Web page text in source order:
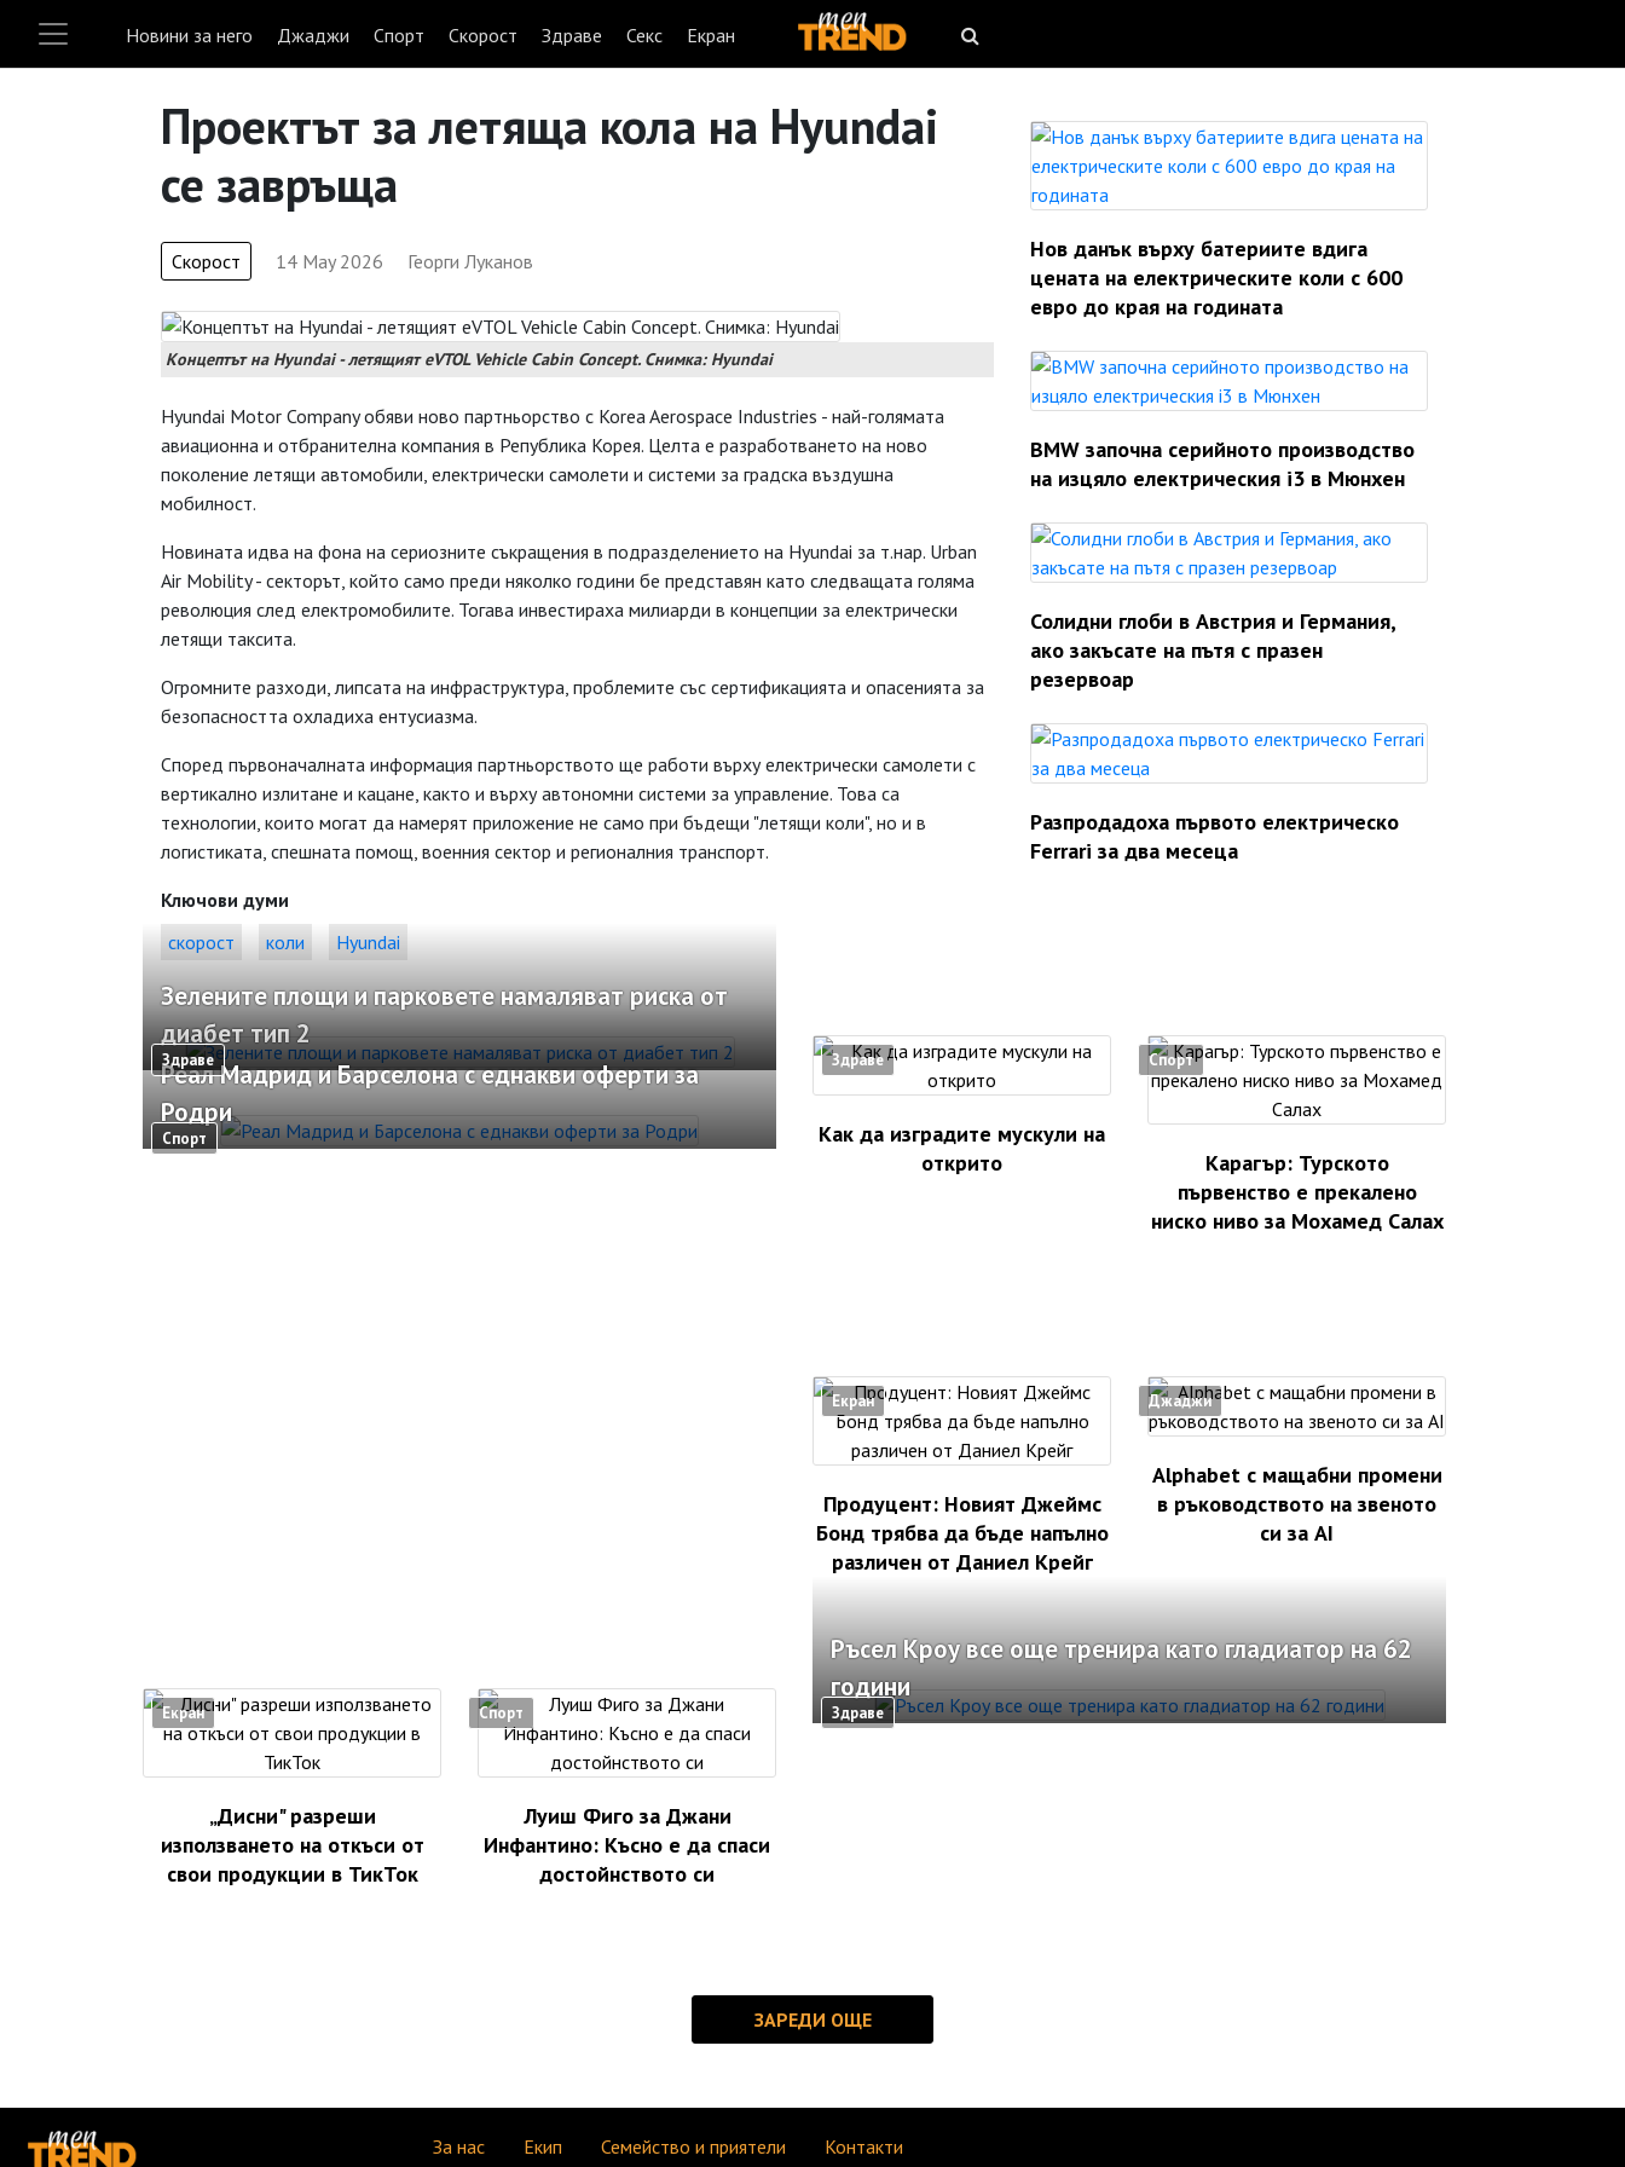
Новини за него Джаджи Спорт Скорост Здраве Секс Екран
Проектът за летяща кола на Hyundai
се завръща
Скорост 14 May 2026 Георги Луканов
Концептът на Hyundai - летящият eVTOL Vehicle Cabin Concept. Снимка: Hyundai
Hyundai Motor Company обяви ново партньорство с Korea Aerospace Industries - най-голямата
авиационна и отбранителна компания в Република Корея. Целта е разработването на ново
поколение летящи автомобили, електрически самолети и системи за градска въздушна
мобилност.
Новината идва на фона на сериозните съкращения в подразделението на Hyundai за т.нар. Urban
Air Mobility - секторът, който само преди няколко години бе представян като следващата голяма
революция след електромобилите. Тогава инвестираха милиарди в концепции за електрически
летящи таксита.
Огромните разходи, липсата на инфраструктура, проблемите със сертификацията и опасенията за
безопасността охладиха ентусиазма.
Според първоначалната информация партньорството ще работи върху електрически самолети с
вертикално излитане и кацане, както и върху автономни системи за управление. Това са
технологии, които могат да намерят приложение не само при бъдещи "летящи коли", но и в
логистиката, спешната помощ, военния сектор и регионалния транспорт.
Ключови думи
скорост
коли Hyundai
Нов данък върху батериите вдига
цената на електрическите коли с 600
евро до края на годината
BMW започна серийното производство
на изцяло електрическия i3 в Мюнхен
Солидни глоби в Австрия и Германия,
ако закъсате на пътя с празен
резервоар
Разпродадоха първото електрическо
Ferrari за два месеца
Здраве
Зелените площи и парковете намаляват риска от
диабет тип 2
Спорт
Реал Мадрид и Барселона с еднакви оферти за
Родри
Здраве
Как да изградите мускули на
открито
Спорт
Карагър: Турското
първенство е прекалено
ниско ниво за Мохамед Салах
Екран
Продуцент: Новият Джеймс
Бонд трябва да бъде напълно
различен от Даниел Крейг
Джаджи
Alphabet с мащабни промени
в ръководството на звеното
си за AI
Екран
„Дисни" разреши
използването на откъси от
свои продукции в ТикТок
Спорт
Луиш Фиго за Джани
Инфантино: Късно е да спаси
достойнството си
Здраве
Ръсел Кроу все още тренира като гладиатор на 62
години
За нас Екип Семейство и приятели Контакти